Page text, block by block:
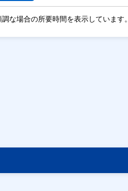
な場合の所要時間を表示しています。